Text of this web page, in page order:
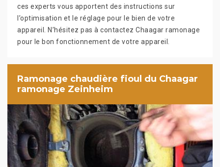
ces experts vous apportent des instructions sur
l’optimisation et le réglage pour le bien de votre
appareil. N’hésitez pas à contactez Chaagar ramonage
pour le bon fonctionnement de votre appareil.
Ramonage chaudière fioul du Chaagar
ramonage Zeinheim